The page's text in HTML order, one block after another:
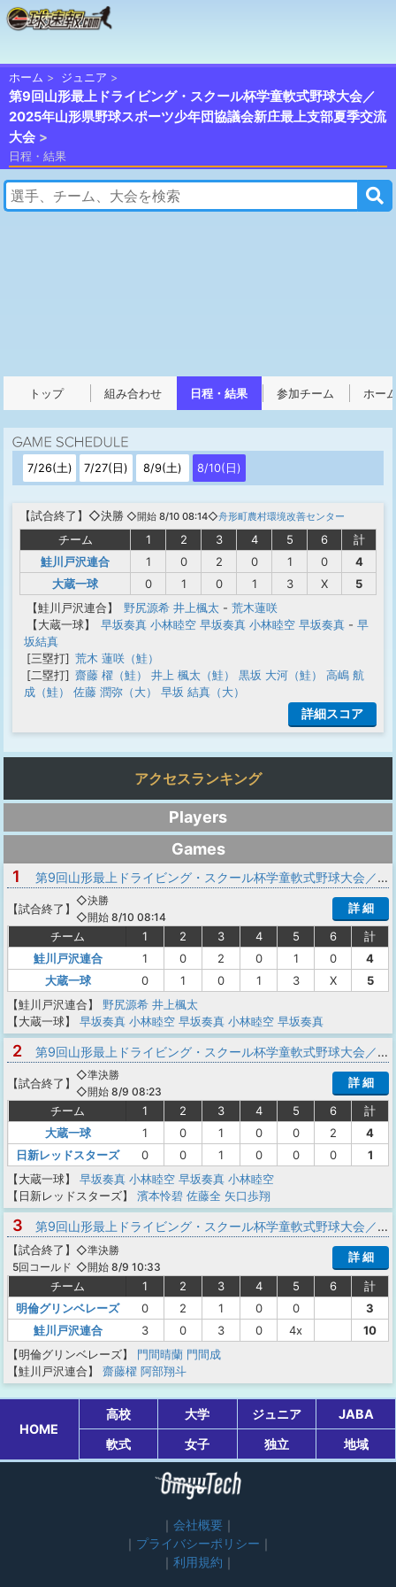
ホーム ジュニア
第9回山形最上ドライビング・スクール杯学童軟式野球大会／
2025年山形県野球スポーツ少年団協議会新庄最上支部夏季交流
大会
日程・結果
トップ 組み合わせ 日程・結果 参加チーム ホー
7/26(土) 7/27(日) 8/9(土) 8/10(日)
【試合終了 】◇決勝 ◇開始 8/10 08:14◇舟形町農村環境改善センター
チーム 1 2 3 4 5 6
計
鮭川戸沢連合
1 0 2 0 1 0
4
大蔵一球
0 1 0 1 3 X
5
【鮭川戸沢連合】
野尻源希 井上楓太 - 荒木蓮咲
【大蔵一球】
早坂奏真 小林睦空 早坂奏真 小林睦空 早坂奏真 - 早
坂結真
[三塁打] 荒木 蓮咲（鮭）
[二塁打] 齋藤 櫂（鮭） 井上 楓太（鮭） 黒坂 大河（鮭）
高嶋 航
成（鮭）
佐藤 潤弥（大） 早坂 結真（大）
詳細スコア
アクセスランキング
Players
Games
1
第9回山形最上ドライビング・スクール杯学童軟式野球大会／2025年山形県野球スポーツ少年団協議会新庄最上支部夏季交流大会
【試合終了 】
◇決勝
◇開始 8/10 08:14
詳 細
チーム 1 2 3 4 5 6
計
鮭川戸沢連合
1 0 2 0 1 0
4
大蔵一球
0 1 0 1 3 X
5
【鮭川戸沢連合】
野尻源希 井上楓太
【大蔵一球】
早坂奏真 小林睦空 早坂奏真 小林睦空 早坂奏真
2 第9回山形最上ドライビング・スクール杯学童軟式野球大会／2025年山形県野球スポーツ少年団協議会新庄最上支部夏季交流大会
【試合終了 】
◇準決勝
◇開始 8/9 08:23
詳 細
チーム 1 2 3 4 5 6
計
大蔵一球
1 0 1 0 0 2
4
日新レッドスターズ
0 0 1 0 0 0
1
【大蔵一球】
早坂奏真 小林睦空 早坂奏真 小林睦空
【日新レッドスターズ】
濱本怜碧 佐藤全 矢口歩翔
3 第9回山形最上ドライビング・スクール杯学童軟式野球大会／2025年山形県野球スポーツ少年団協議会新庄最上支部夏季交流大会
【試合終了 】
5回コールド
◇準決勝
◇開始 8/9 10:33
詳 細
チーム 1 2 3 4 5 6
計
明倫グリンベレーズ
0 2 1 0 0
3
鮭川戸沢連合
3 0 3 0 4x
10
【明倫グリンベレーズ】
門間晴蘭 門間成
【鮭川戸沢連合】
齋藤櫂 阿部翔斗
HOME
高校 大学 ジュニア
JABA
軟式
女子 独立 地域
会社概要
プライバシーポリシー
利用規約